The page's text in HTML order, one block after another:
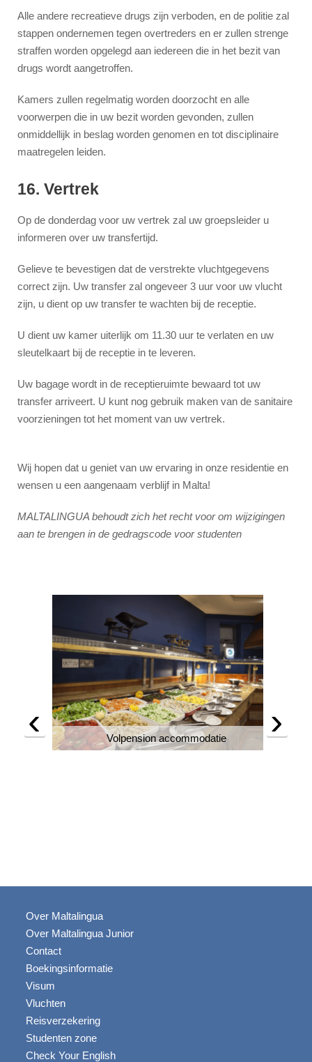
Alle andere recreatieve drugs zijn verboden, en de politie zal
stappen ondernemen tegen overtreders en er zullen strenge
straffen worden opgelegd aan iedereen die in het bezit van
drugs wordt aangetroffen.
Kamers zullen regelmatig worden doorzocht en alle
voorwerpen die in uw bezit worden gevonden, zullen
onmiddellijk in beslag worden genomen en tot disciplinaire
maatregelen leiden.
16. Vertrek
Op de donderdag voor uw vertrek zal uw groepsleider u
informeren over uw transfertijd.
Gelieve te bevestigen dat de verstrekte vluchtgegevens
correct zijn. Uw transfer zal ongeveer 3 uur voor uw vlucht
zijn, u dient op uw transfer te wachten bij de receptie.
U dient uw kamer uiterlijk om 11.30 uur te verlaten en uw
sleutelkaart bij de receptie in te leveren.
Uw bagage wordt in de receptieruimte bewaard tot uw
transfer arriveert. U kunt nog gebruik maken van de sanitaire
voorzieningen tot het moment van uw vertrek.
Wij hopen dat u geniet van uw ervaring in onze residentie en
wensen u een aangenaam verblijf in Malta!
MALTALINGUA behoudt zich het recht voor om wijzigingen
aan te brengen in de gedragscode voor studenten
Volpension accommodatie
‹ ›
Over Maltalingua
Over Maltalingua Junior
Contact
Boekingsinformatie
Visum
Vluchten
Reisverzekering
Studenten zone
Check Your English